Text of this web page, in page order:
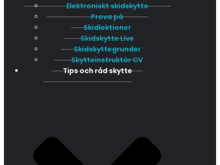
Elektroniskt skidskytte
Prova på
Skidlektioner
Skidskytte Live
Skidskyttegrunder
Skytteinstruktör CV
Tips och råd skytte